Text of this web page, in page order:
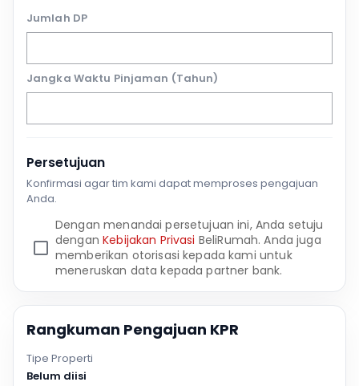
Jumlah DP
Jangka Waktu Pinjaman (Tahun)
Persetujuan
Konfirmasi agar tim kami dapat memproses pengajuan
Anda.
Dengan menandai persetujuan ini, Anda setuju
denganKebijakan Privasi BeliRumah. Anda juga
memberikan otorisasi kepada kami untuk
meneruskan data kepada partner bank.
Rangkuman Pengajuan KPR
Tipe Properti
Belum diisi